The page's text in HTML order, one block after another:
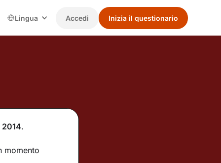
Lingua Accedi Inizia il questionario
2014.
momento